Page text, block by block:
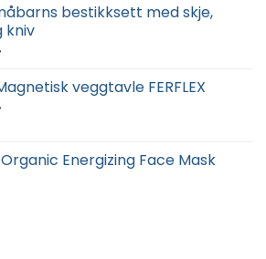
bestikksett med skje,
kniv
veggtavle FERFLEX
Energizing Face Mask